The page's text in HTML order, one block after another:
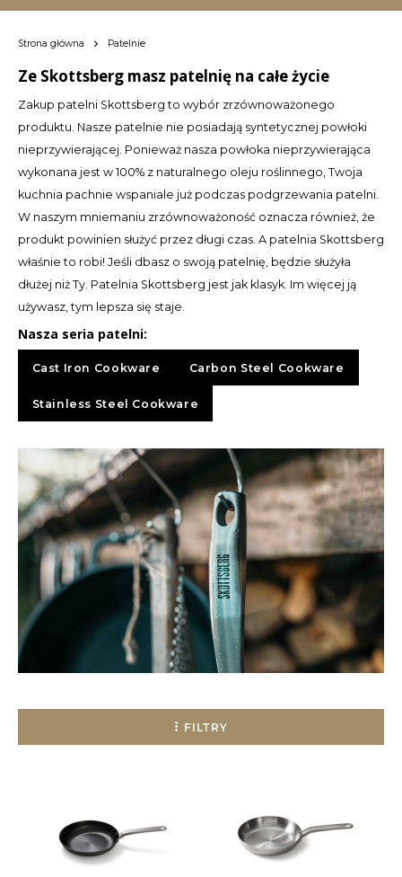
CHF
JPY
THB
CZK
DKK
ECS
MXN
PHP
PLN
SGD
Strona główna Patelnie
Ze Skottsberg masz patelnię na całe życie
Zakup patelni Skottsberg to wybór zrzównoważonego
produktu. Nasze patelnie nie posiadają syntetycznej powłoki
nieprzywierającej. Ponieważ nasza powłoka nieprzywierająca
wykonana jest w 100% z naturalnego oleju roślinnego, Twoja
kuchnia pachnie wspaniale już podczas podgrzewania patelni.
W naszym mniemaniu zrzównoważoność oznacza również, że
produkt powinien służyć przez długi czas. A patelnia Skottsberg
właśnie to robi! Jeśli dbasz o swoją patelnię, będzie służyła
dłużej niż Ty. Patelnia Skottsberg jest jak klasyk. Im więcej ją
używasz, tym lepsza się staje.
Nasza seria patelni:
Cast Iron Cookware Carbon Steel Cookware
Stainless Steel Cookware
FILTRY